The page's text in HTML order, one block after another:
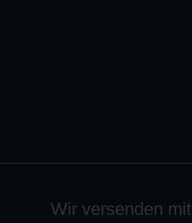
Wir versenden mit